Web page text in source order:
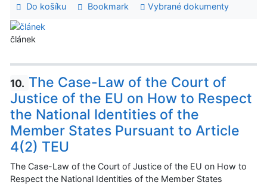
Do košíku Bookmark Vybrané dokumenty
článek
10. The Case-Law of the Court of
Justice of the EU on How to Respect
the National Identities of the
Member States Pursuant to Article
4(2) TEU
The Case-Law of the Court of Justice of the EU on How to
Respect the National Identities of the Member States